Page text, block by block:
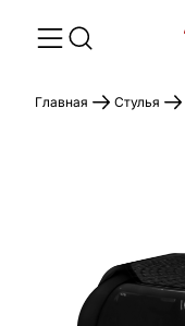
Главная Стулья